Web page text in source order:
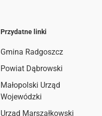
Przydatne linki
Gmina Radgoszcz
Powiat Dąbrowski
Małopolski Urząd
Wojewódzki
Urząd Marszałkowski